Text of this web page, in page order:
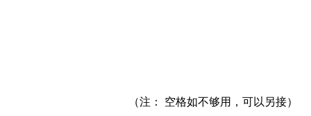
（注： 空格如不够用，可以另接）